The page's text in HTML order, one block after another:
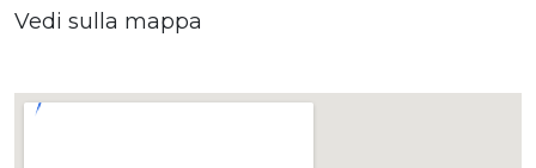
Vedi sulla mappa